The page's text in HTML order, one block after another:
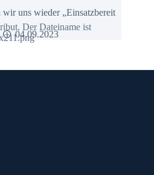
uns wieder „Einsatzbereit
04.09.2023